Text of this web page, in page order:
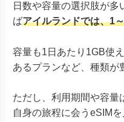
日数や容量の選択肢が多
ばアイルランドでは、1
容量も1日あたり1GB使
あるプランなど、種類が
ただし、利用期間や容量
自身の旅程に会うeSIM